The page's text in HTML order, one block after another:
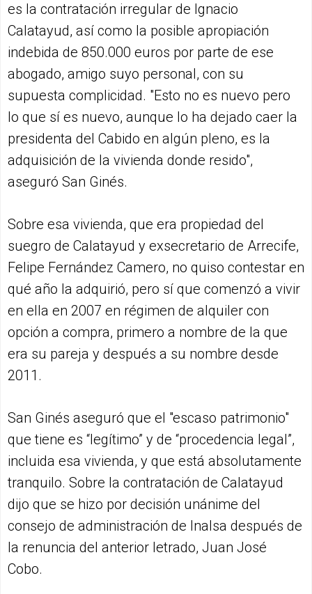
es la contratación irregular de Ignacio
Calatayud, así como la posible apropiación
indebida de 850.000 euros por parte de ese
abogado, amigo suyo personal, con su
supuesta complicidad. "Esto no es nuevo pero
lo que sí es nuevo, aunque lo ha dejado caer la
presidenta del Cabido en algún pleno, es la
adquisición de la vivienda donde resido",
aseguró San Ginés.
Sobre esa vivienda, que era propiedad del
suegro de Calatayud y exsecretario de Arrecife,
Felipe Fernández Camero, no quiso contestar en
qué año la adquirió, pero sí que comenzó a vivir
en ella en 2007 en régimen de alquiler con
opción a compra, primero a nombre de la que
era su pareja y después a su nombre desde
2011.
San Ginés aseguró que el "escaso patrimonio"
que tiene es “legítimo” y de “procedencia legal”,
incluida esa vivienda, y que está absolutamente
tranquilo. Sobre la contratación de Calatayud
dijo que se hizo por decisión unánime del
consejo de administración de Inalsa después de
la renuncia del anterior letrado, Juan José
Cobo.